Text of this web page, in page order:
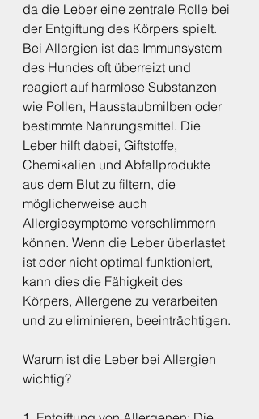
da die Leber eine zentrale Rolle bei
der Entgiftung des Körpers spielt.
Bei Allergien ist das Immunsystem
des Hundes oft überreizt und
reagiert auf harmlose Substanzen
wie Pollen, Hausstaubmilben oder
bestimmte Nahrungsmittel. Die
Leber hilft dabei, Giftstoffe,
Chemikalien und Abfallprodukte
aus dem Blut zu filtern, die
möglicherweise auch
Allergiesymptome verschlimmern
können. Wenn die Leber überlastet
ist oder nicht optimal funktioniert,
kann dies die Fähigkeit des
Körpers, Allergene zu verarbeiten
und zu eliminieren, beeinträchtigen.
Warum ist die Leber bei Allergien
wichtig?